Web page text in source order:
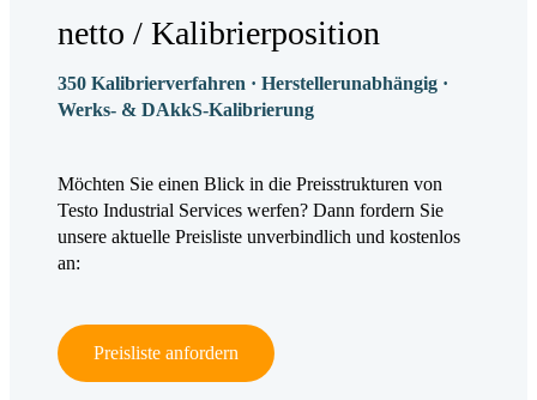
netto / Kalibrierposition
350 Kalibrierverfahren · Herstellerunabhängig ·
Werks- & DAkkS-Kalibrierung
Möchten Sie einen Blick in die Preisstrukturen von
Testo Industrial Services werfen? Dann fordern Sie
unsere aktuelle Preisliste unverbindlich und kostenlos
an:
Preisliste anfordern